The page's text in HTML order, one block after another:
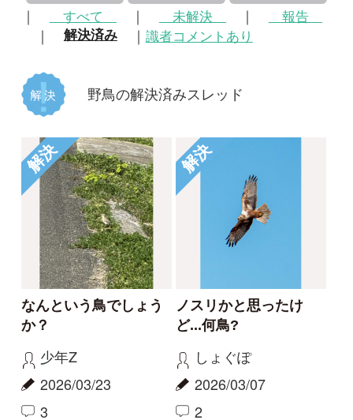
野鳥の解決済みスレッド
解決
なんという鳥でしょう
か？
少年Z
2026/03/23
3
イナバヒタキ
ノスリかと思ったけ
ど...何鳥?
チュウヒ
解決 解決